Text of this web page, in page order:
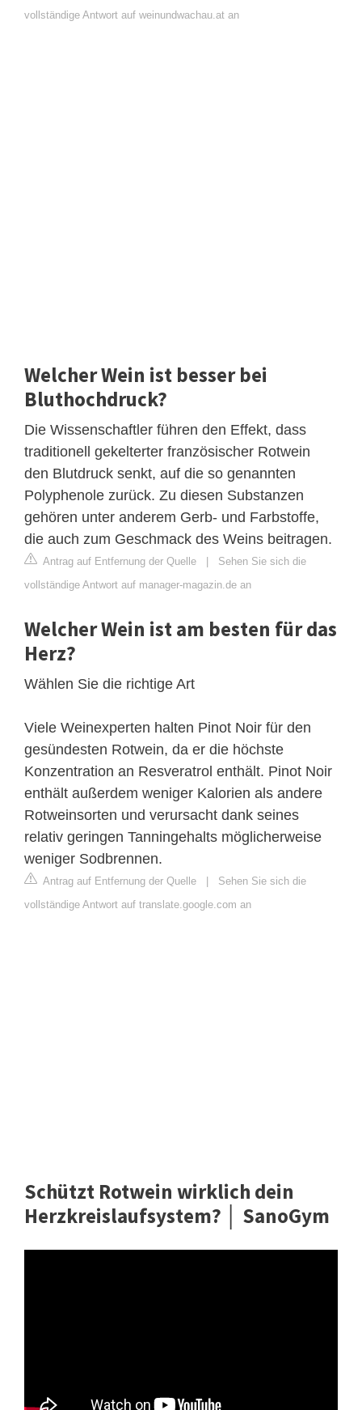
vollständige Antwort auf weinundwachau.at an
Welcher Wein ist besser bei
Bluthochdruck?
Die Wissenschaftler führen den Effekt, dass
traditionell gekelterter französischer Rotwein
den Blutdruck senkt, auf die so genannten
Polyphenole zurück. Zu diesen Substanzen
gehören unter anderem Gerb- und Farbstoffe,
die auch zum Geschmack des Weins beitragen.
Antrag auf Entfernung der Quelle
Sehen Sie sich die
vollständige Antwort auf manager-magazin.de an
Welcher Wein ist am besten für das
Herz?
Wählen Sie die richtige Art
Viele Weinexperten halten Pinot Noir für den
gesündesten Rotwein, da er die höchste
Konzentration an Resveratrol enthält. Pinot Noir
enthält außerdem weniger Kalorien als andere
Rotweinsorten und verursacht dank seines
relativ geringen Tanningehalts möglicherweise
weniger Sodbrennen.
Antrag auf Entfernung der Quelle
Sehen Sie sich die
vollständige Antwort auf translate.google.com an
Schützt Rotwein wirklich dein
Herzkreislaufsystem? │ SanoGym